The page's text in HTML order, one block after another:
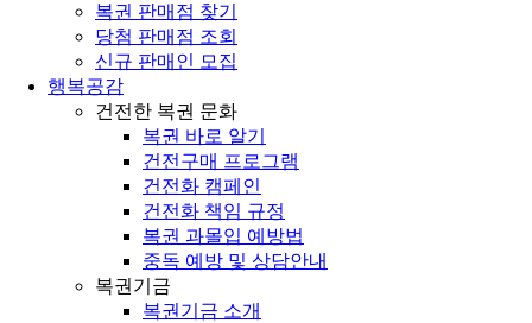
복권 판매점 찾기
당첨 판매점 조회
신규 판매인 모집
행복공감
건전한 복권 문화
복권 바로 알기
건전구매 프로그램
건전화 캠페인
건전화 책임 규정
복권 과몰입 예방법
중독 예방 및 상담안내
복권기금
복권기금 소개